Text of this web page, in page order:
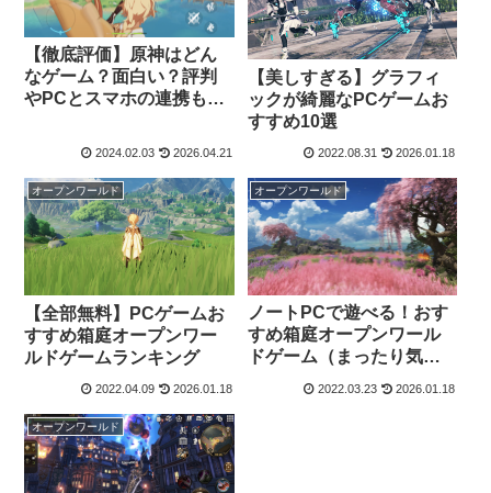
【徹底評価】原神はどん
なゲーム？面白い？評判
やPCとスマホの連携も解
2024.02.03 2026.04.21
【美しすぎる】グラフィ
ックが綺麗なPCゲームお
すすめ10選
2022.08.31 2026.01.18
オープンワールド
【全部無料】PCゲームお
すすめ箱庭オープンワー
ルドゲームランキング
2022.04.09 2026.01.18
オープンワールド
ノートPCで遊べる！おす
すめ箱庭オープンワール
ドゲーム（まったり気ま
2022.03.23 2026.01.18
オープンワールド